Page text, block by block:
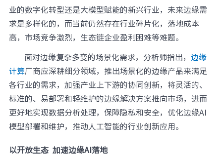
业的数字化转型还是大模型赋能的新兴行业，未来边缘需
求是多样化的，而当前仍然存在行业碎片化，落地成本
高，市场竞争激烈，生态链企业盈利困难等难题。
面对边缘复杂多变的场景化需求，分析师指出， 边缘
计算厂商应深耕细分领域，推出场景化的边缘产品来满足
各行业的需求，加强产业上下游的协同创新，将灵活的、
标准的、易部署和轻维护的边缘解决方案推向市场，进而
更好地实现数据分析处理，保障隐私和安全，优化边缘AI
模型部署和维护，推动人工智能的行业创新应用。
以开放生态 加速边缘AI落地